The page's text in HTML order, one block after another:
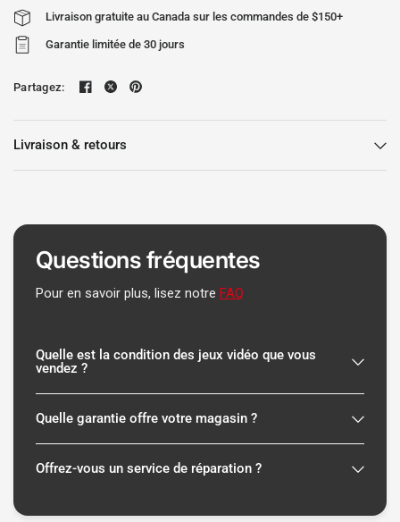
Livraison gratuite au Canada sur les commandes de $150+
Garantie limitée de 30 jours
Partagez:
Livraison & retours
Questions fréquentes
Pour en savoir plus, lisez notre FAQ
Quelle est la condition des jeux vidéo que vous
vendez ?
Quelle garantie offre votre magasin ?
Offrez-vous un service de réparation ?